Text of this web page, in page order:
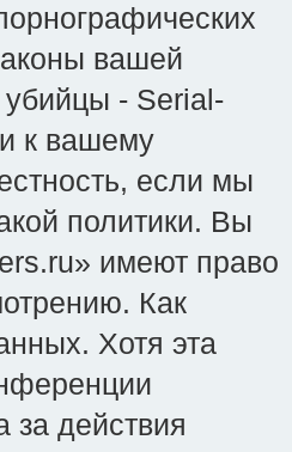
вашей
убийцы - Serial-
к вашему
если мы
политики. Вы
имеют право
Как
Хотя эта
за действия